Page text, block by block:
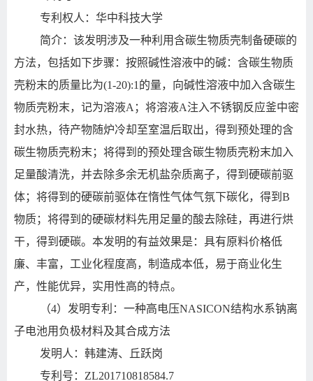
专利权人：华中科技大学
简介：该发明涉及一种利用含碳生物质壳制备硬碳的
方法，包括如下步骤：按照碱性溶液中的碱：含碳生物质
壳粉末的质量比为(1-20):1的量，向碱性溶液中加入含碳生
物质壳粉末，记为溶液A；将溶液A注入不锈钢反应釜中密
封水热，待产物随炉冷却至室温后取出，得到预处理的含
碳生物质壳粉末；将得到的预处理含碳生物质壳粉末加入
足量酸清洗，并去除多余无机盐杂质离子，得到硬碳前驱
体；将得到的硬碳前驱体在惰性气体气氛下碳化，得到B
物质；将得到的硬碳材料先用足量的酸去除硅，再进行烘
干，得到硬碳。本发明的有益效果是：具有原料价格低
廉、丰富，工业化程度高，制造成本低，易于商业化生
产，性能优异，实用性高的特点。
（4）发明专利：一种高电压NASICON结构水系钠离
子电池用负极材料及其合成方法
发明人：韩建涛、丘跃岗
专利号：ZL201710818584.7